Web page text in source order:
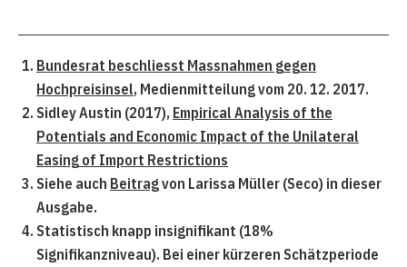
Bundesrat beschliesst Massnahmen gegen
Hochpreisinsel, Medienmitteilung vom 20. 12. 2017.
Sidley Austin (2017), Empirical Analysis of the
Potentials and Economic Impact of the Unilateral
Easing of Import Restrictions
Siehe auch Beitrag von Larissa Müller (Seco) in dieser
Ausgabe.
Statistisch knapp insignifikant (18%
Signifikanzniveau). Bei einer kürzeren Schätzperiode